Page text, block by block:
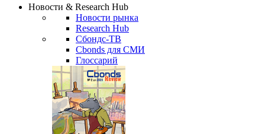
Сбондс Люди
Новости & Research Hub
Новости рынка
Research Hub
Сбондс-ТВ
Cbonds для СМИ
Глоссарий